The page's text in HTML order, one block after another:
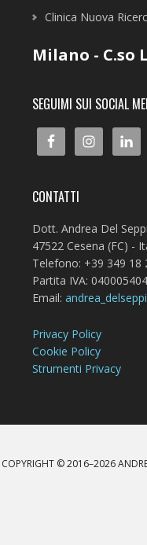
Clinica Nuova
Milano - C.so
SEGUIMI SUI SOCIAL
CONTATTI
Dott. Andrea Del
47522 Cesena (FC) -
Telefono: +39 349 18
Partita IVA:
Email:
Privacy Policy
Cookie Policy
Strumenti Privacy
COPYRIGHT © 2016–2026